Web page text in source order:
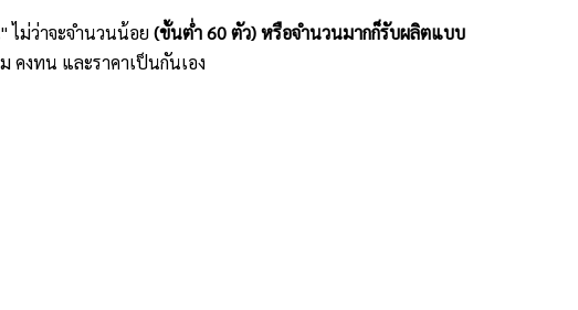
ไม่ว่าจะจำนวนน้อย (ขั้นต่ำ 60 ตัว) หรือจำนวนมากก็รับผลิตแบบ
คงทน และราคาเป็นกันเอง